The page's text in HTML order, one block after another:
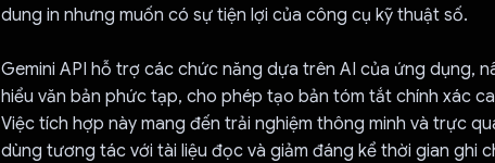
dung in nhưng muốn có sự tiện lợi của công cụ kỹ thuật số.
Gemini API hỗ trợ các chức năng dựa trên AI của ứng dụng,
hiểu văn bản phức tạp, cho phép tạo bản tóm tắt chính xác
Việc tích hợp này mang đến trải nghiệm thông minh và trực
dùng tương tác với tài liệu đọc và giảm đáng kể thời gian ghi